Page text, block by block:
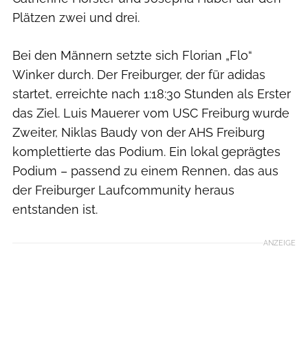
Plätzen zwei und drei.
Bei den Männern setzte sich Florian „Flo“
Winker durch. Der Freiburger, der für adidas
startet, erreichte nach 1:18:30 Stunden als Erster
das Ziel. Luis Mauerer vom USC Freiburg wurde
Zweiter, Niklas Baudy von der AHS Freiburg
komplettierte das Podium. Ein lokal geprägtes
Podium – passend zu einem Rennen, das aus
der Freiburger Laufcommunity heraus
entstanden ist.
ANZEIGE